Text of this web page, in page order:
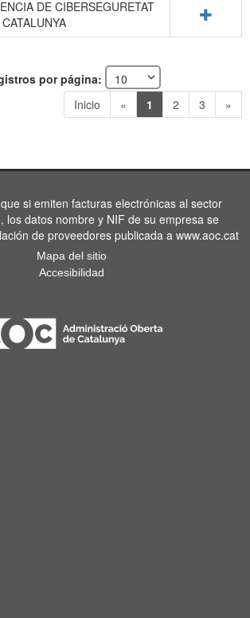
DE CIBERSEGURETAT
por página:
Inicio
« 1 2 3 »
si emiten facturas electrónicas al sector
los datos nombre y NIF de su empresa se
de proveedores publicada a www.aoc.cat
Mapa del sitio
Accesibilidad